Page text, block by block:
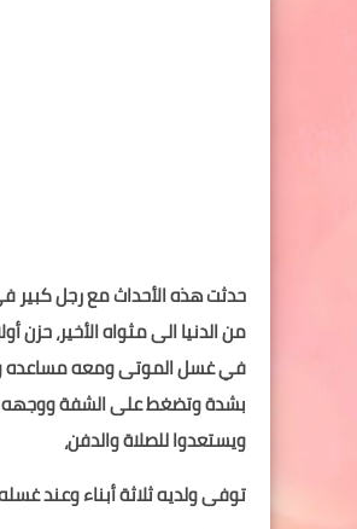
حدثت هذه الأحداث مع رجل كبير
من الدنيا الى مثواه الأخير،
في غسل الموتى ومعه مساعده
بشدة وتضغط على الشفة ووجهه
ويستعدوا للصلاة والدفن،
توفى ولديه ثلاثة أبناء وعند غسله